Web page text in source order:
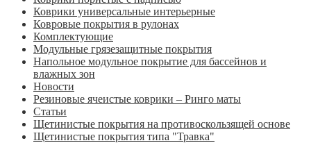
Коврики универсальные интерьерные
Ковровые покрытия в рулонах
Комплектующие
Модульные грязезащитные покрытия
Напольное модульное покрытие для бассейнов и
влажных зон
Новости
Резиновые ячеистые коврики – Ринго маты
Статьи
Щетинистые покрытия на противоскользящей основе
Щетинистые покрытия типа "Травка"